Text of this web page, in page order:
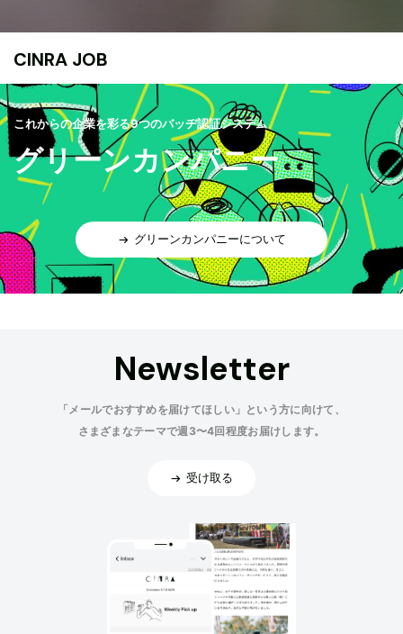
CINRA JOB
これからの企業を彩る9つのバッヂ認証システム
グリーンカンパニー
グリーンカンパニーについて
Newsletter
「メールでおすすめを届けてほしい」という方に向けて、
さまざまなテーマで週3〜4回程度お届けします。
受け取る